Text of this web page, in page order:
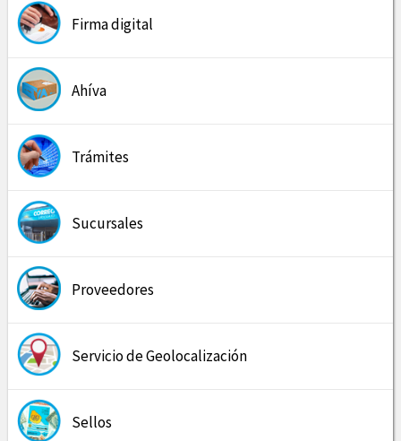
Firma digital
Ahíva
Trámites
Sucursales
Proveedores
Servicio de Geolocalización
Sellos